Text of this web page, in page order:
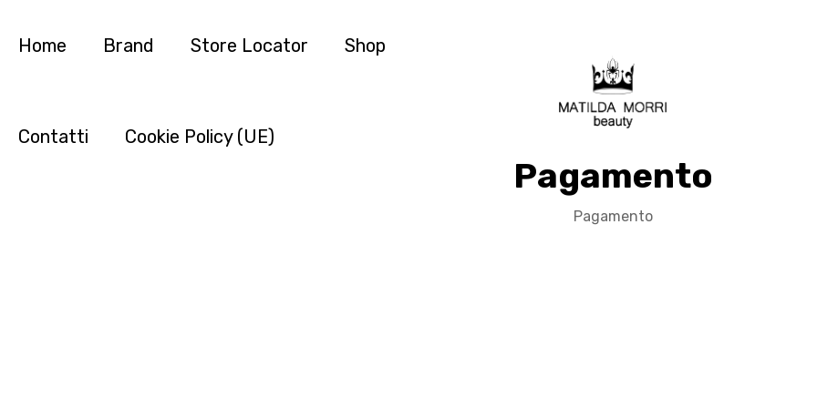
Home Brand Store Locator Shop
Contatti Cookie Policy (UE)
Pagamento
Pagamento